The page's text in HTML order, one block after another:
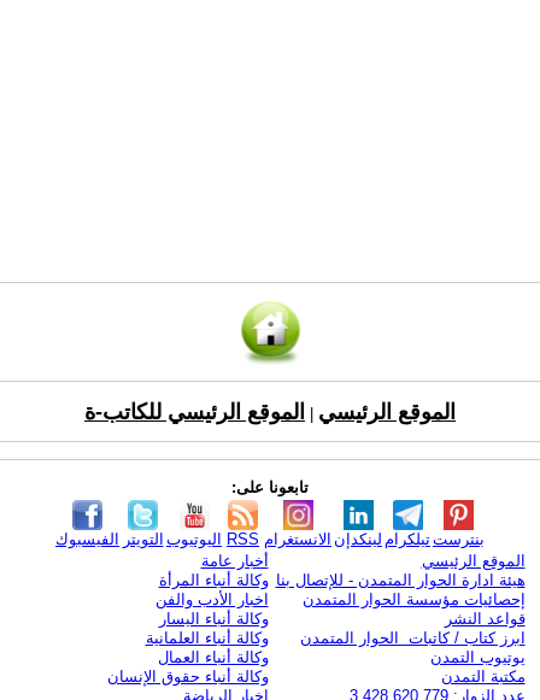
الموقع الرئيسي الموقع الرئيسي للكاتب-ة
تابعونا على:
الفيسبوك التويتر اليوتيوب RSS الانستغرام لينكدإن تيلكرامبنترست
الموقع الرئيسي
هيئة ادارة الحوار المتمدن - للإتصال بنا
إحصائيات مؤسسة الحوار المتمدن
قواعد النشر
ابرز كتاب / كاتبات الحوار المتمدن
يوتيوب التمدن
مكتبة التمدن
عدد الزوار: 3,428,620,779
أخبار عامة
وكالة أنباء المرأة
اخبار الأدب والفن
وكالة أنباء اليسار
وكالة أنباء العلمانية
وكالة أنباء العمال
وكالة أنباء حقوق الإنسان
اخبار الرياضة